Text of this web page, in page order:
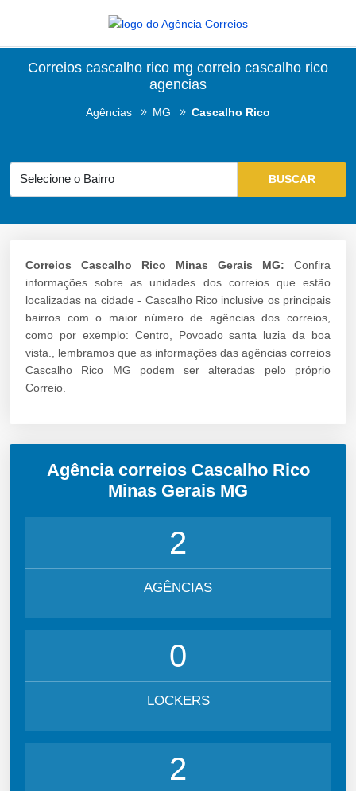
Correios cascalho rico mg correio cascalho rico
agencias
Agências MG Cascalho Rico
Correios Cascalho Rico Minas Gerais MG: Confira
informações sobre as unidades dos correios que estão
localizadas na cidade - Cascalho Rico inclusive os principais
bairros com o maior número de agências dos correios,
como por exemplo: Centro, Povoado santa luzia da boa
vista., lembramos que as informações das agências correios
Cascalho Rico MG podem ser alteradas pelo próprio
Correio.
Agência correios Cascalho Rico
Minas Gerais MG
2
AGÊNCIAS
0
LOCKERS
2